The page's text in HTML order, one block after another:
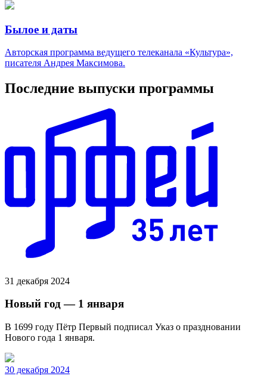
Былое и даты
Авторская программа ведущего телеканала «Культура»,
писателя Андрея Максимова.
Последние выпуски программы
31 декабря 2024
Новый год — 1 января
В 1699 году Пётр Первый подписал Указ о праздновании
Нового года 1 января.
30 декабря 2024